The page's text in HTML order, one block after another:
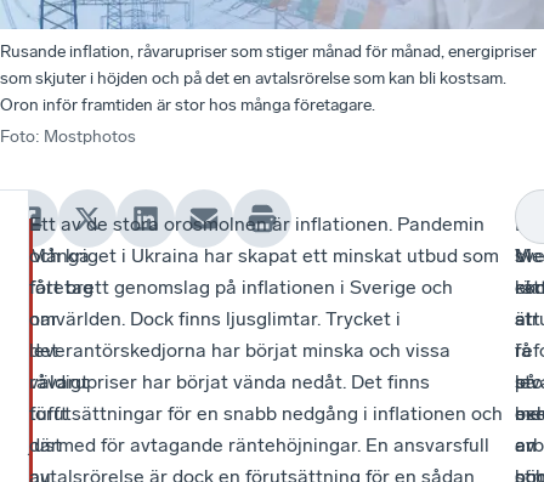
Rusande inflation, råvarupriser som stiger månad för månad, energipriser
som skjuter i höjden och på det en avtalsrörelse som kan bli kostsam.
Oron inför framtiden är stor hos många företagare.
Foto: Mostphotos
–
Många
företag
har
det
väldigt
tufft
just
nu.
Ett av de stora orosmolnen är inflationen. Pandemin
och kriget i Ukraina har skapat ett minskat utbud som
fått brett genomslag på inflationen i Sverige och
omvärlden. Dock finns ljusglimtar. Trycket i
leverantörskedjorna har börjat minska och vissa
råvarupriser har börjat vända nedåt. Det finns
förutsättningar för en snabb nedgång i inflationen och
därmed för avtagande räntehöjningar. En ansvarsfull
avtalsrörelse är dock en förutsättning för en sådan
–
Vi
att
få
en
är
i
av
–
på